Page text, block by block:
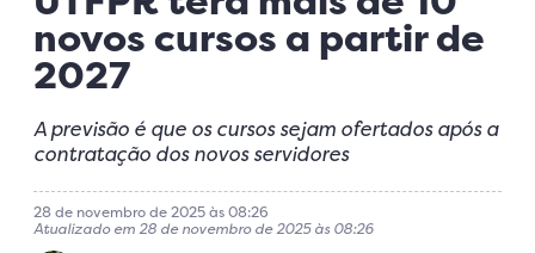
novos cursos a partir de
2027
A previsão é que os cursos sejam ofertados após a
contratação dos novos servidores
28 de novembro de 2025 às 08:26
Atualizado em 28 de novembro de 2025 às 08:26